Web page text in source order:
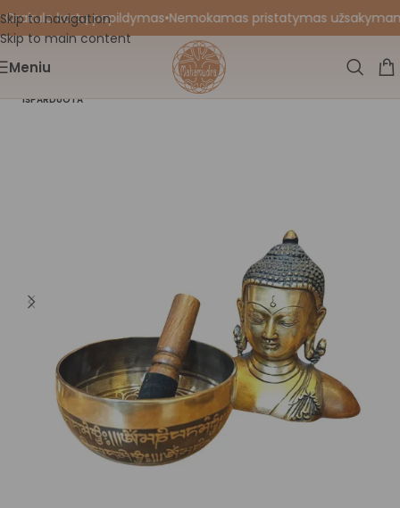
Skip to navigation
Skip to main content
kortų papildymas•Nemokamas pristatymas
Meniu
IŠPARDUOTA